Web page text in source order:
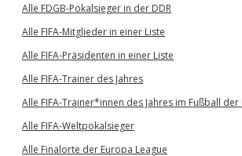
Alle FDGB-Pokalsieger in der DDR
Alle FIFA-Mitglieder in einer Liste
Alle FIFA-Präsidenten in einer Liste
Alle FIFA-Trainer des Jahres
Alle FIFA-Trainer*innen des Jahres im Fußball der
Alle FIFA-Weltpokalsieger
Alle Finalorte der Europa League